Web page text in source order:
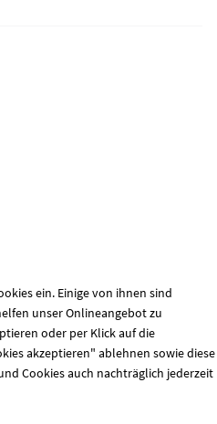
ein. Einige von ihnen sind
unser Onlineangebot zu
oder per Klick auf die
akzeptieren" ablehnen sowie diese
Cookies auch nachträglich jederzeit